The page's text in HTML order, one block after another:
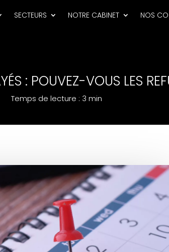
SECTEURS NOTRE CABINET NOS
: POUVEZ-VOUS LES